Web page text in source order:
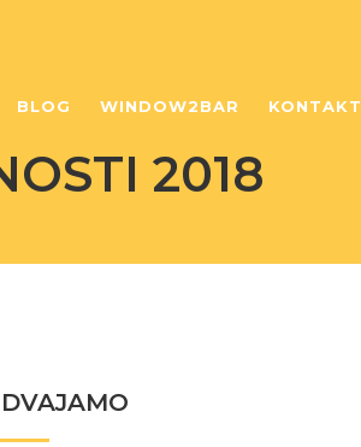
BLOG WINDOW2BAR KONTAKT
2018